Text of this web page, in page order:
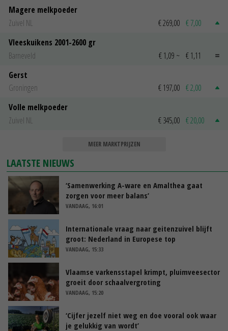
Magere melkpoeder
Zuivel NL
€ 269,00 € 7,00
Vleeskuikens 2001-2600 gr
Barneveld
€ 1,09 ~ € 1,11
Gerst
Groningen
€ 197,00 € 2,00
Volle melkpoeder
Zuivel NL
€ 345,00 € 20,00
MEER MARKTPRIJZEN
LAATSTE NIEUWS
‘Samenwerking A-ware en Amalthea gaat
zorgen voor meer balans’
VANDAAG, 16:01
Internationale vraag naar geitenzuivel blijft
groot: Nederland in Europese top
VANDAAG, 15:33
Vlaamse varkensstapel krimpt, pluimveesector
groeit door schaalvergroting
VANDAAG, 15:20
‘Cijfer jezelf niet weg en doe vooral ook waar
je gelukkig van wordt’